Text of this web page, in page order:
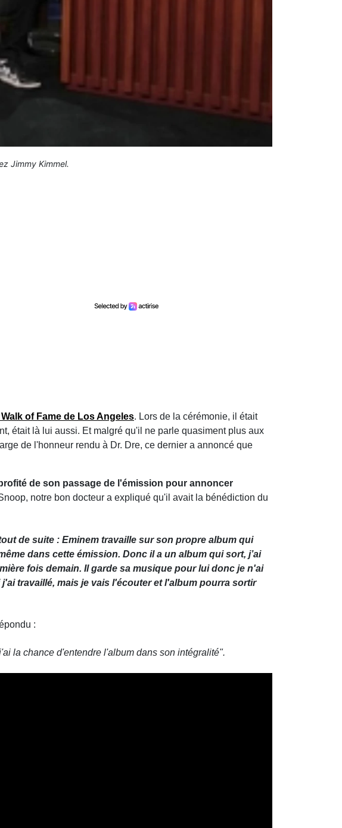
Jimmy Kimmel.
of Fame de Los Angeles. Lors de la cérémonie, il était
était là lui aussi. Et malgré qu'il ne parle quasiment plus aux
de l'honneur rendu à Dr. Dre, ce dernier a annoncé que
de son passage de l'émission pour annoncer
notre bon docteur a expliqué qu'il avait la bénédiction du
de suite : Eminem travaille sur son propre album qui
dans cette émission. Donc il a un album qui sort, j’ai
fois demain. Il garde sa musique pour lui donc je n'ai
travaillé, mais je vais l'écouter et l'album pourra sortir
:
la chance d'entendre l'album dans son intégralité".